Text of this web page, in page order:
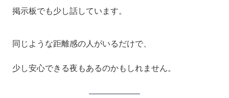
掲示板でも少し話しています。
同じような距離感の人がいるだけで、
少し安心できる夜もあるのかもしれません。